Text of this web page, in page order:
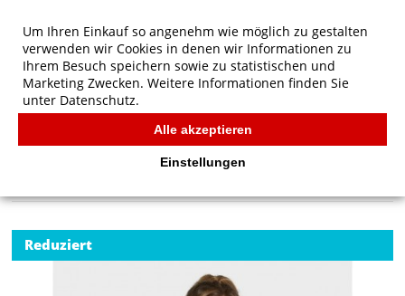
SG Originals Hooded Sweatshirt Women
Reduziert
Um Ihren Einkauf so angenehm wie möglich zu gestalten
verwenden wir Cookies in denen wir Informationen zu
Ihrem Besuch speichern sowie zu statistischen und
Marketing Zwecken. Weitere Informationen finden Sie
unter Datenschutz.
Alle akzeptieren
Einstellungen